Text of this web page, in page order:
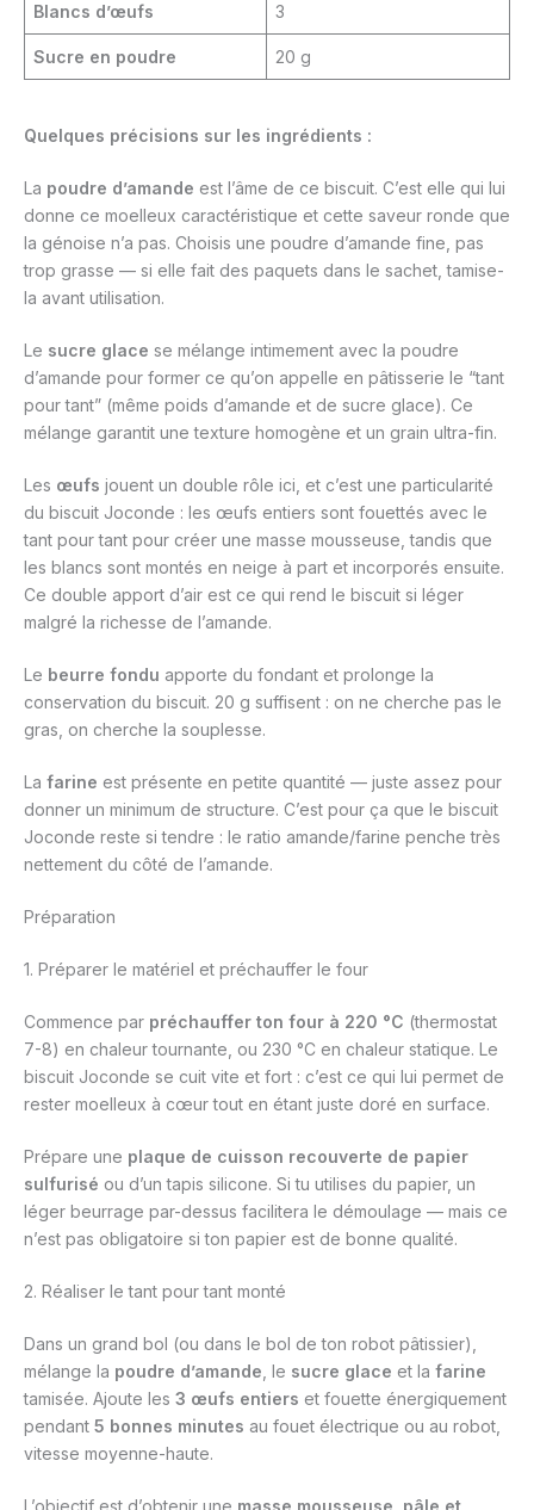
Blancs d’œufs 3
Sucre en poudre 20 g
Quelques précisions sur les ingrédients :
La poudre d’amande est l’âme de ce biscuit. C’est elle qui lui
donne ce moelleux caractéristique et cette saveur ronde que
la génoise n’a pas. Choisis une poudre d’amande fine, pas
trop grasse — si elle fait des paquets dans le sachet, tamise-
la avant utilisation.
Le sucre glace se mélange intimement avec la poudre
d’amande pour former ce qu’on appelle en pâtisserie le “tant
pour tant” (même poids d’amande et de sucre glace). Ce
mélange garantit une texture homogène et un grain ultra-fin.
Les œufs jouent un double rôle ici, et c’est une particularité
du biscuit Joconde : les œufs entiers sont fouettés avec le
tant pour tant pour créer une masse mousseuse, tandis que
les blancs sont montés en neige à part et incorporés ensuite.
Ce double apport d’air est ce qui rend le biscuit si léger
malgré la richesse de l’amande.
Le beurre fondu apporte du fondant et prolonge la
conservation du biscuit. 20 g suffisent : on ne cherche pas le
gras, on cherche la souplesse.
La farine est présente en petite quantité — juste assez pour
donner un minimum de structure. C’est pour ça que le biscuit
Joconde reste si tendre : le ratio amande/farine penche très
nettement du côté de l’amande.
Préparation
1. Préparer le matériel et préchauffer le four
Commence par préchauffer ton four à 220 °C (thermostat
7-8) en chaleur tournante, ou 230 °C en chaleur statique. Le
biscuit Joconde se cuit vite et fort : c’est ce qui lui permet de
rester moelleux à cœur tout en étant juste doré en surface.
Prépare une plaque de cuisson recouverte de papier
sulfurisé ou d’un tapis silicone. Si tu utilises du papier, un
léger beurrage par-dessus facilitera le démoulage — mais ce
n’est pas obligatoire si ton papier est de bonne qualité.
2. Réaliser le tant pour tant monté
Dans un grand bol (ou dans le bol de ton robot pâtissier),
mélange la poudre d’amande , le sucre glace et la farine
tamisée. Ajoute les 3 œufs entiers et fouette énergiquement
pendant 5 bonnes minutes au fouet électrique ou au robot,
vitesse moyenne-haute.
L’objectif est d’obtenir une masse mousseuse, pâle et